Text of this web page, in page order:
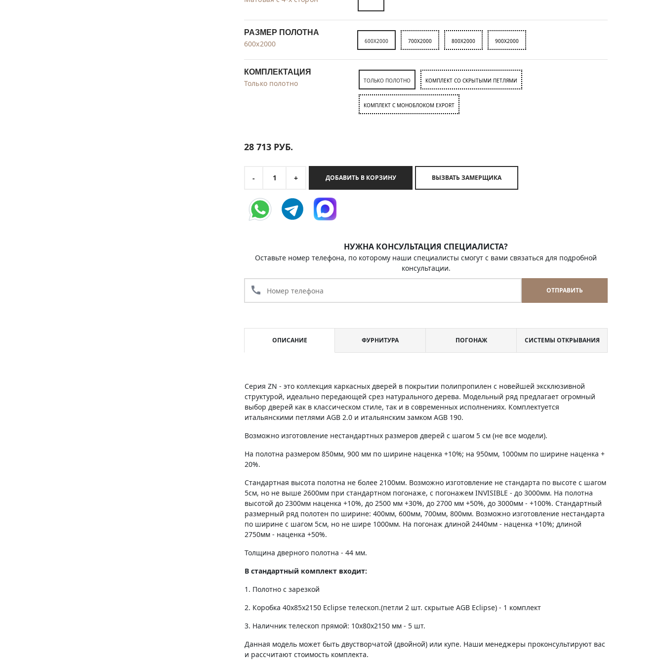
РАЗМЕР ПОЛОТНА
600x2000 600X2000 700X2000 800X2000 900X2000
КОМПЛЕКТАЦИЯ
Только полотно ТОЛЬКО ПОЛОТНО КОМПЛЕКТ СО СКРЫТЫМИ ПЕТЛЯМИ
КОМПЛЕКТ C МОНОБЛОКОМ EXPORT
28 713 РУБ.
- 1 + ДОБАВИТЬ В КОРЗИНУ ВЫЗВАТЬ ЗАМЕРЩИКА
НУЖНА КОНСУЛЬТАЦИЯ СПЕЦИАЛИСТА?
Оставьте номер телефона, по которому наши специалисты смогут с вами связаться для подробной
консультации.
call ОТПРАВИТЬ
ОПИСАНИЕ ФУРНИТУРА ПОГОНАЖ СИСТЕМЫ ОТКРЫВАНИЯ
Серия ZN - это коллекция каркасных дверей в покрытии полипропилен с новейшей эксклюзивной
структурой, идеально передающей срез натурального дерева. Модельный ряд предлагает огромный
выбор дверей как в классическом стиле, так и в современных исполнениях. Комплектуется
итальянскими петлями AGB 2.0 и итальянским замком AGB 190.
Возможно изготовление нестандартных размеров дверей с шагом 5 см (не все модели).
На полотна размером 850мм, 900 мм по ширине наценка +10%; на 950мм, 1000мм по ширине наценка +
20%.
Стандартная высота полотна не более 2100мм. Возможно изготовление не стандарта по высоте с шагом
5см, но не выше 2600мм при стандартном погонаже, с погонажем INVISIBLE - до 3000мм. На полотна
высотой до 2300мм наценка +10%, до 2500 мм +30%, до 2700 мм +50%, до 3000мм - +100%. Стандартный
размерный ряд полотен по ширине: 400мм, 600мм, 700мм, 800мм. Возможно изготовление нестандарта
по ширине с шагом 5см, но не шире 1000мм. На погонаж длиной 2440мм - наценка +10%; длиной
2750мм - наценка +50%.
Толщина дверного полотна - 44 мм.
В стандартный комплект входит:
1. Полотно c зарезкой
2. Коробка 40х85х2150 Eclipse телескоп.(петли 2 шт. скрытые AGB Eclipse) - 1 комплект
3. Наличник телескоп прямой: 10х80х2150 мм - 5 шт.
Данная модель может быть двустворчатой (двойной) или купе. Наши менеджеры проконсультируют вас
и рассчитают стоимость комплекта.